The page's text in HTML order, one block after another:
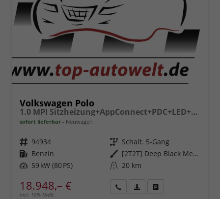
Volkswagen Polo
1.0 MPI Sitzheizung+AppConnect+PDC+LED+Touch+Lichtsensor+MultiLenkrad
sofort lieferbar Neuwagen
Fahrzeugnr. 94934 Getriebe Schalt. 5-Gang
Kraftstoff Benzin Außenfarbe
[2T2T] Deep Black Metallic
Leistung 59 kW (80 PS) Kilometerstand 20 km
18.948,– €
incl. 19% MwSt.